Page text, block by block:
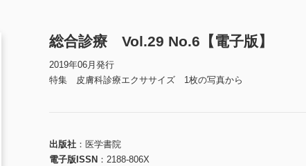
総合診療 Vol.29 No.6【電子版】
2019年06月発行
特集 皮膚科診療エクササイズ 1枚の写真から
出版社
医学書院
電子版ISSN
2188-806X